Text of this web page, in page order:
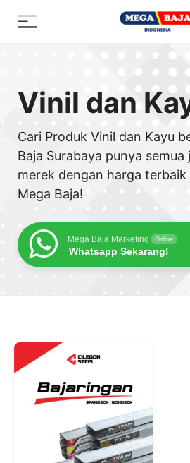
Menu
Vinil dan
Cari Produk Vinil dan Kayu
Baja Surabaya punya
merek dengan harga terbaik
Mega Baja!
Mega Baja Marketing Online
Whatsapp Sekarang!